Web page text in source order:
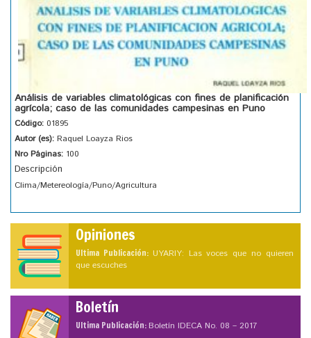
Análisis de variables climatológicas con fines de planificación
agrícola; caso de las comunidades campesinas en Puno
Código: 01895
Autor (es): Raquel Loayza Rios
Nro Páginas: 100
Descripción
Clima/Metereología/Puno/Agricultura
Opiniones
Ultima Publicación: UYARIY: Las voces que no quieren
que escuches
Boletín
Ultima Publicación:Boletín IDECA No. 08 – 2017